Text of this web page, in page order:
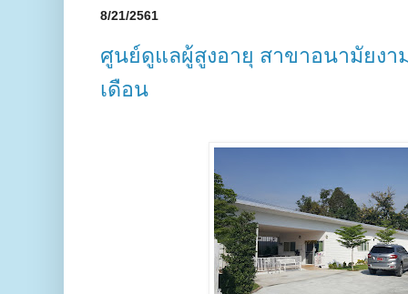
8/21/2561
ศูนย์ดูแลผู้สูงอายุ สาขาอนามัยงา
เดือน